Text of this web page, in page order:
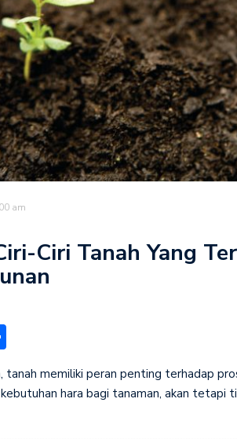
am
Ciri Tanah Yang
tanah memiliki peran penting terhadap
hara bagi tanaman, akan tetapi